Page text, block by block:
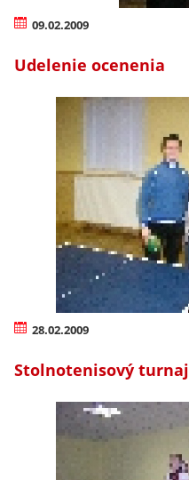
09.02.2009
Udelenie ocenenia
28.02.2009
Stolnotenisový turnaj